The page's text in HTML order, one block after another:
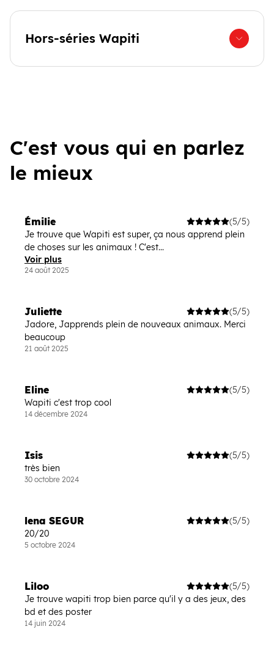
Hors-séries Wapiti
C'est vous qui en parlez
le mieux
Émilie
(5/5)
Je trouve que Wapiti est super, ça nous apprend plein
de choses sur les animaux ! C'est...
Voir plus
24 août 2025
Juliette
(5/5)
Jadore, Japprends plein de nouveaux animaux. Merci
beaucoup
21 août 2025
Eline
(5/5)
Wapiti c'est trop cool
14 décembre 2024
Isis
(5/5)
très bien
30 octobre 2024
lena SEGUR
(5/5)
20/20
5 octobre 2024
Liloo
(5/5)
Je trouve wapiti trop bien parce qu'il y a des jeux, des
bd et des poster
14 juin 2024